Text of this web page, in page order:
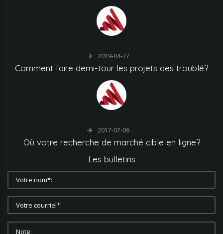
2019-04-27
Comment faire demi-tour les projets des troublé?
2017-07-06
Où votre recherche de marché cible en ligne?
Les bulletins